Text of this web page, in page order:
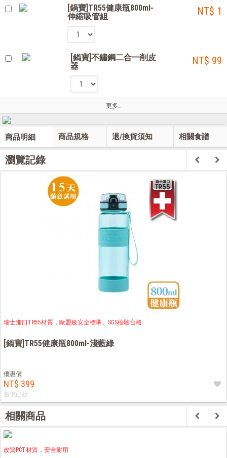
[鍋寶]TR55健康瓶800ml-
伸縮吸管組
NT$ 1
[鍋寶]不鏽鋼二合一削皮
器
NT$ 99
更多…
商品明細 商品規格 退/換貨須知 相關食譜
瀏覽記錄
瑞士進口TR55材質，歐盟級安全標準、SGS檢驗合格
[鍋寶]TR55健康瓶800ml-淺藍綠
優惠價
NT$ 399
售價已折
相關商品
改質PCT材質，安全耐用